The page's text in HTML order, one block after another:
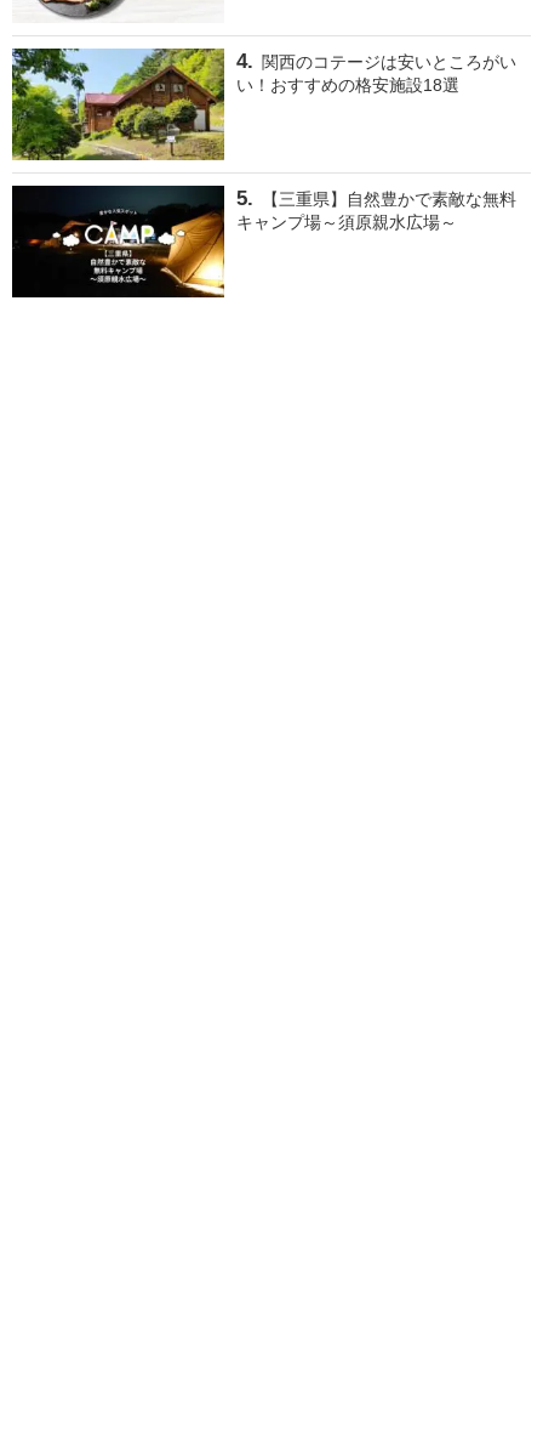
関西のコテージは安いところがい
い！おすすめの格安施設18選
【三重県】自然豊かで素敵な無料
キャンプ場～須原親水広場～